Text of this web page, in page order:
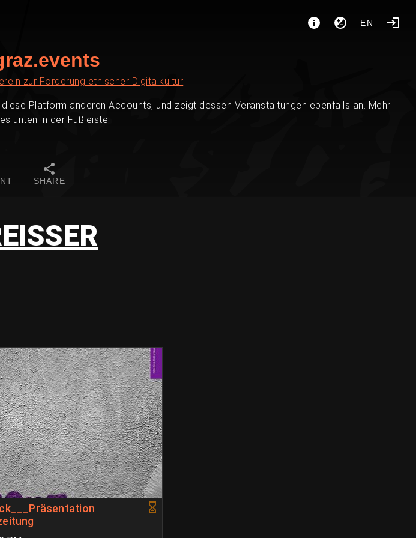
EN
zur Förderung ethischer Digitalkultur
Platform anderen Accounts, und zeigt dessen Veranstaltungen ebenfalls an. Mehr
unten in der Fußleiste.
SHARE